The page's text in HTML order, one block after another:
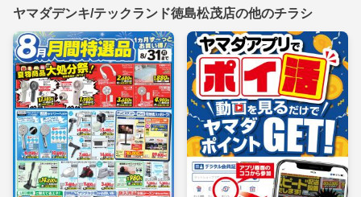
ヤマダデンキ/テックランド徳島松茂店の他のチラシ